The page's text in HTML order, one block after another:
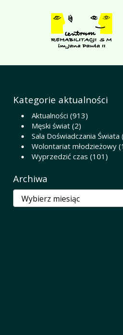
Kategorie aktualności
Aktualności (913)
Męski świat (2)
Sala Doświadczania Świata
Wolontariat młodzieżowy
Wyprzedzić czas (101)
Archiwa
Archiwa